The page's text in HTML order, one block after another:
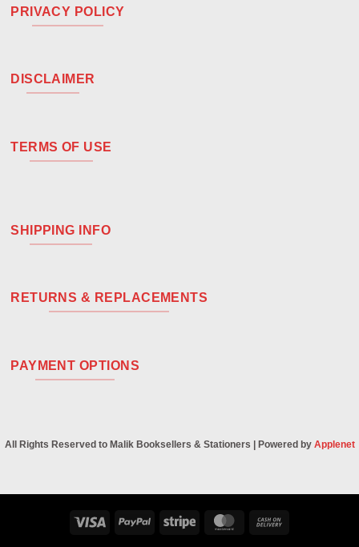
PRIVACY POLICY
DISCLAIMER
TERMS OF USE
SHIPPING INFO
RETURNS & REPLACEMENTS
PAYMENT OPTIONS
All Rights Reserved to Malik Booksellers & Stationers | Powered by Applenet
Visa PayPal Stripe MasterCard